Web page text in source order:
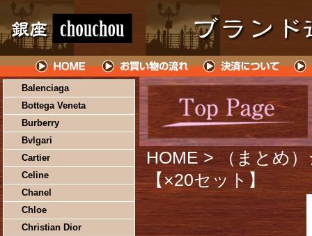
Balenciaga
Bottega Veneta
Burberry
Bvlgari
Cartier
Celine
Chanel
Chloe
Christian Dior
HOME > （まとめ
【×20セット】